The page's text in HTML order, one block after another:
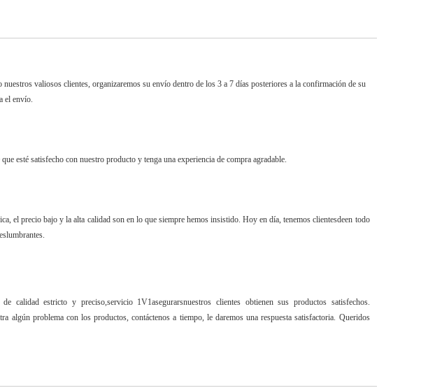
valiosos clientes, organizaremos su envío dentro de los 3 a 7 días posteriores a la confirmación de su
el envío.
esté satisfecho con nuestro producto y tenga una experiencia de compra agradable.
el precio bajo y la alta calidad son en lo que siempre hemos insistido. Hoy en día, tenemos clientesdeen todo
calidad estricto y preciso,servicio 1V1asegurarsnuestros clientes obtienen sus productos satisfechos.
algún problema con los productos, contáctenos a tiempo, le daremos una respuesta satisfactoria. Queridos